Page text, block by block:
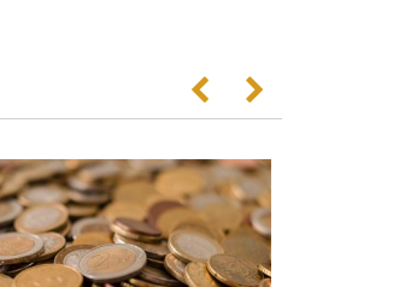
Anterior